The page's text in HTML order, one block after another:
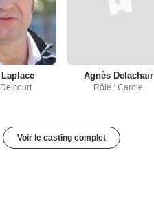
Agnès Delachair
Rôle : Carole
Voir le casting complet